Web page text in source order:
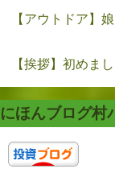
【アウトドア】
【挨拶】初めま
にほんブログ村